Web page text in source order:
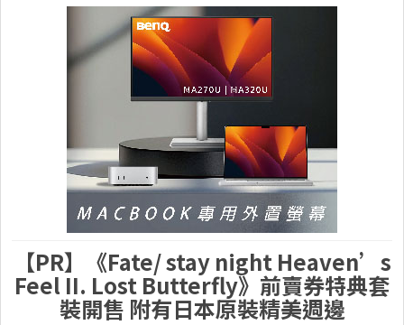
【PR】《Fate/ stay night Heaven’s
Feel II. Lost Butterfly》前賣券特典套
裝開售 附有日本原裝精美週邊